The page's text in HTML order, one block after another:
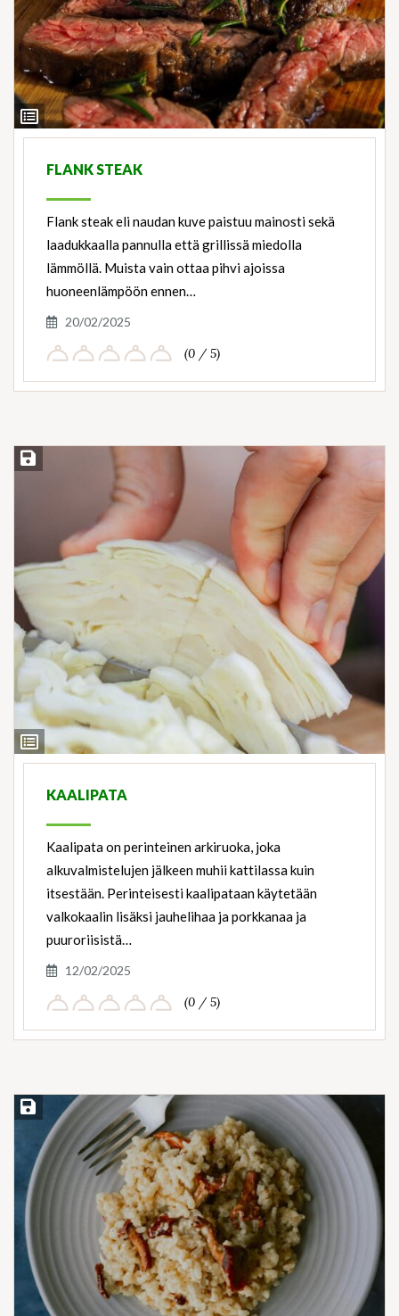
View
Ingredients
FLANK STEAK
Flank steak eli naudan kuve paistuu mainosti sekä
laadukkaalla pannulla että grillissä miedolla
lämmöllä. Muista vain ottaa pihvi ajoissa
huoneenlämpöön ennen…
20/02/2025
(0 / 5)
View
Ingredients
Save Recipe
KAALIPATA
Kaalipata on perinteinen arkiruoka, joka
alkuvalmistelujen jälkeen muhii kattilassa kuin
itsestään. Perinteisesti kaalipataan käytetään
valkokaalin lisäksi jauhelihaa ja porkkanaa ja
puuroriisistä…
12/02/2025
(0 / 5)
Save Recipe